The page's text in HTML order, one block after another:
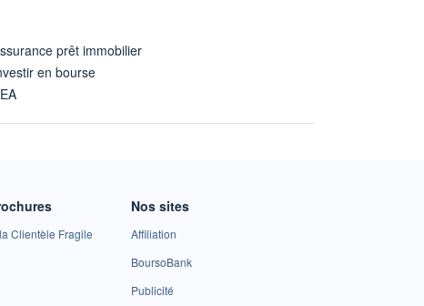
prêt immobilier
en bourse
Clientèle Fragile
Nos sites
Affiliation
BoursoBank
Publicité